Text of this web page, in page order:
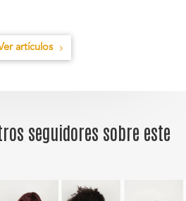
artículos
seguidores sobre este